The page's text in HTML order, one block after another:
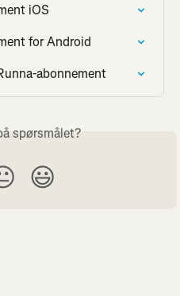
iOS
for Android
abonnement
spørsmålet?
😃